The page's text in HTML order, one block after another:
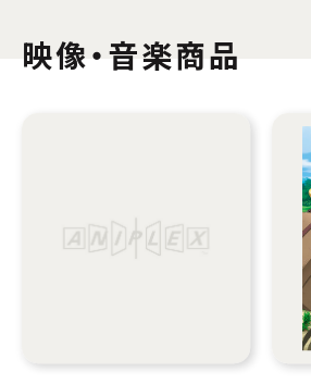
映像・音楽商品